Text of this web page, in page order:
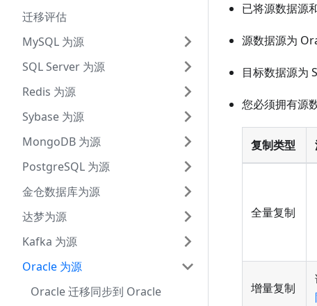
迁移评估
MySQL 为源
SQL Server 为源
Redis 为源
Sybase 为源
MongoDB 为源
PostgreSQL 为源
金仓数据库为源
达梦为源
Kafka 为源
Oracle 为源
Oracle 迁移同步到 Oracle
已将源数据源
源数据源为
目标数据源为
您必须拥有源
复制类型
全量复制
增量复制